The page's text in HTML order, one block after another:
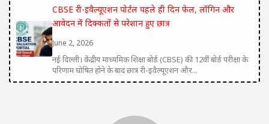
CBSE री-इवैल्यूएशन पोर्टल पहले ही दिन फेल, लॉगिन और
आवेदन में दिक्कतों से परेशान हुए छात्र
June 2, 2026
नई दिल्ली। केंद्रीय माध्यमिक शिक्षा बोर्ड (CBSE) की 12वीं बोर्ड परीक्षा के
परिणाम घोषित होने के बाद छात्र री-इवैल्यूएशन और...